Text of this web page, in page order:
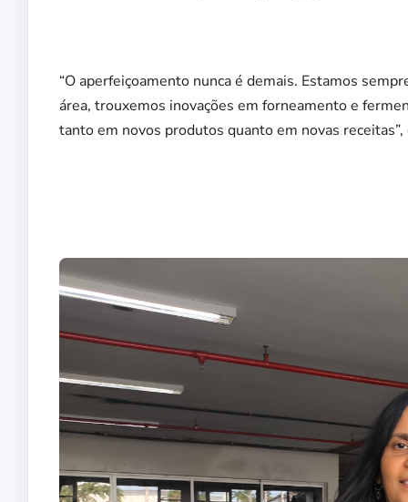
“O aperfeiçoamento nunca é demais. Estamos
área, trouxemos inovações em forneamento e
tanto em novos produtos quanto em novas receitas”,